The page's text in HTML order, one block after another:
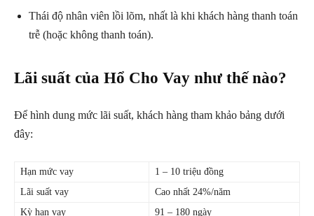
Thái độ nhân viên lồi lõm, nhất là khi khách hàng thanh toán
trễ (hoặc không thanh toán).
Lãi suất của Hổ Cho Vay như thế nào?
Để hình dung mức lãi suất, khách hàng tham khảo bảng dưới
đây:
Hạn mức vay
1 – 10 triệu đồng
Lãi suất vay
Cao nhất 24%/năm
Kỳ hạn vay
91 – 180 ngày